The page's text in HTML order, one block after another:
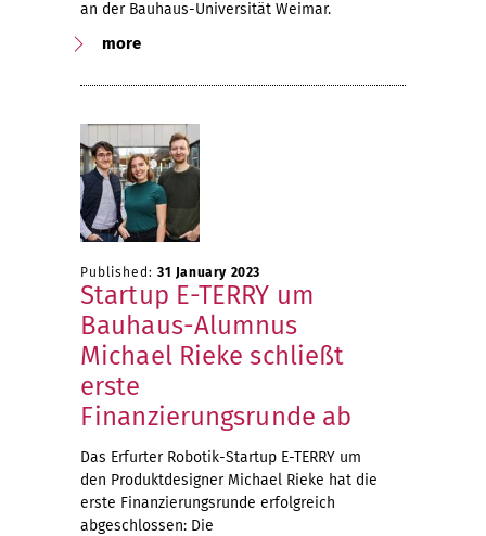
an der Bauhaus-Universität Weimar.
more
Published: 31 January 2023
Startup E-TERRY um
Bauhaus-Alumnus
Michael Rieke schließt
erste
Finanzierungsrunde ab
Das Erfurter Robotik-Startup E-TERRY um
den Produktdesigner Michael Rieke hat die
erste Finanzierungsrunde erfolgreich
abgeschlossen: Die